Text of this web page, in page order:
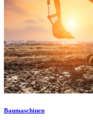
Baumaschinen